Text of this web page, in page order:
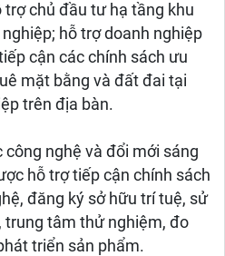
chủ đầu tư hạ tầng khu
hỗ trợ doanh nghiệp
cận các chính sách ưu
mặt bằng và đất đai tại
trên địa bàn.
nghệ và đổi mới sáng
hỗ trợ tiếp cận chính sách
đăng ký sở hữu trí tuệ, sử
trung tâm thử nghiệm, đo
triển sản phẩm.